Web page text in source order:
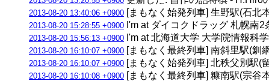
2013-08-20 13:40:06 +0900 [まもなく始発列車] 生野駅(石北
2013-08-20 15:28:55 +0900 I'm at ダイコクドラッグ 札幌南
2013-08-20 15:56:13 +0900 I'm at 北海道大学 大学院情報科
2013-08-20 16:10:07 +0900 [まもなく最終列車] 南斜里駅(釧
2013-08-20 16:10:07 +0900 [まもなく始発列車] 北秩父別駅(
2013-08-20 16:10:08 +0900 [まもなく最終列車] 糠南駅(宗谷